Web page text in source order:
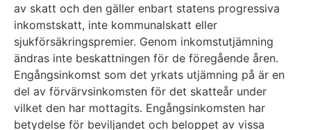
av skatt och den gäller enbart statens progressiva
inkomstskatt, inte kommunalskatt eller
sjukförsäkringspremier. Genom inkomstutjämning
ändras inte beskattningen för de föregående åren.
Engångsinkomst som det yrkats utjämning på är en
del av förvärvsinkomsten för det skatteår under
vilket den har mottagits. Engångsinkomsten har
betydelse för beviljandet och beloppet av vissa